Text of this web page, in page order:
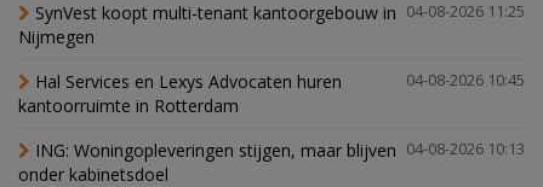
04-08-2026 11:25
SynVest koopt multi-tenant kantoorgebouw in
Nijmegen
04-08-2026 10:45
Hal Services en Lexys Advocaten huren
kantoorruimte in Rotterdam
04-08-2026 10:13
ING: Woningopleveringen stijgen, maar blijven
onder kabinetsdoel